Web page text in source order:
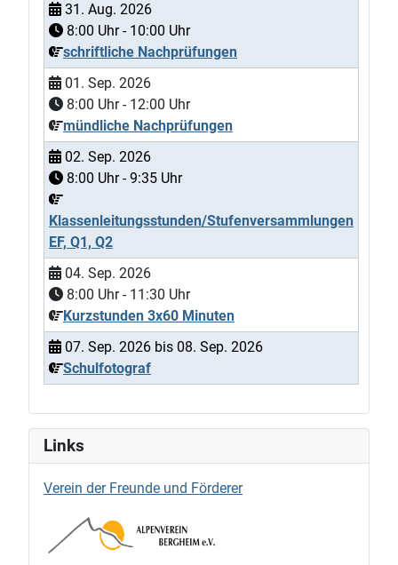
31. Aug. 2026
8:00 Uhr - 10:00 Uhr
schriftliche Nachprüfungen
01. Sep. 2026
8:00 Uhr - 12:00 Uhr
mündliche Nachprüfungen
02. Sep. 2026
8:00 Uhr -9:35 Uhr
Klassenleitungsstunden/Stufenversammlungen
EF, Q1, Q2
04. Sep. 2026
8:00 Uhr - 11:30 Uhr
Kurzstunden 3x60 Minuten
07. Sep. 2026 bis 08. Sep. 2026
Schulfotograf
Links
Verein der Freunde und Förderer